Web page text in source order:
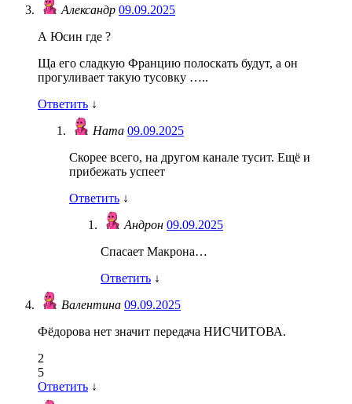
Александр 09.09.2025
А Юсин где ?
Ща его сладкую Францию полоскать будут, а он
прогуливает такую тусовку …..
Ответить ↓
Ната 09.09.2025
Скорее всего, на другом канале тусит. Ещё и
прибежать успеет
Ответить ↓
Андрон 09.09.2025
Спасает Макрона…
Ответить ↓
Валентина 09.09.2025
Фёдорова нет значит передача НИСЧИТОВА.
2
5
Ответить ↓